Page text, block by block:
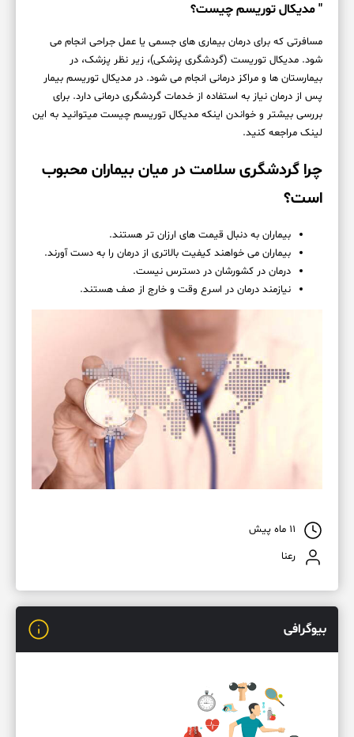
" مدیکال توریسم چیست؟
مسافرتی که برای درمان بیماری های جسمی یا عمل جراحی انجام می
شود. مدیکال توریست (گردشگری پزشکی)، زیر نظر پزشک، در
بیمارستان ها و مراکز درمانی انجام می شود. در مدیکال توریسم بیمار
پس از درمان نیاز به استفاده از خدمات گردشگری درمانی دارد. برای
بررسی بیشتر و خواندن اینکه مدیکال توریسم چیست میتوانید به این
لینک مراجعه کنید.
چرا گردشگری سلامت در میان بیماران محبوب
است؟
بیماران به دنبال قیمت های ارزان تر هستند.
بیماران می خواهند کیفیت بالاتری از درمان را به دست آورند.
درمان در کشورشان در دسترس نیست.
نیازمند درمان در اسرع وقت و خارج از صف هستند.
۱۱ ماه پیش
رعنا
بیوگرافی